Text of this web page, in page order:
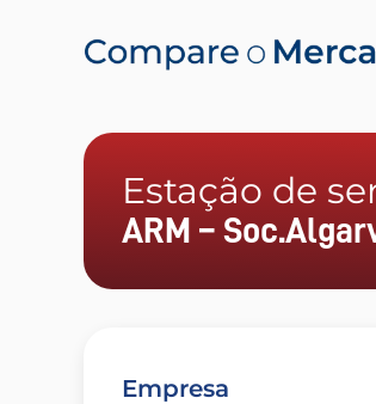
Estação de
ARM –
Empresa